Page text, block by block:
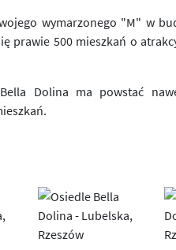
wymarzonego "M" w
prawie 500 mieszkań o
Dolina ma powstać